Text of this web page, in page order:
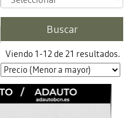
Viendo 1-12 de 21 resultados.